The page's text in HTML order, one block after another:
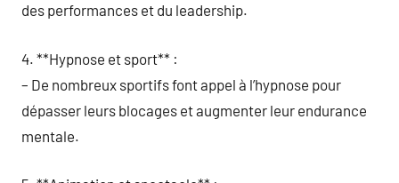
des performances et du leadership.
4. **Hypnose et sport** :
– De nombreux sportifs font appel à l’hypnose pour
dépasser leurs blocages et augmenter leur endurance
mentale.